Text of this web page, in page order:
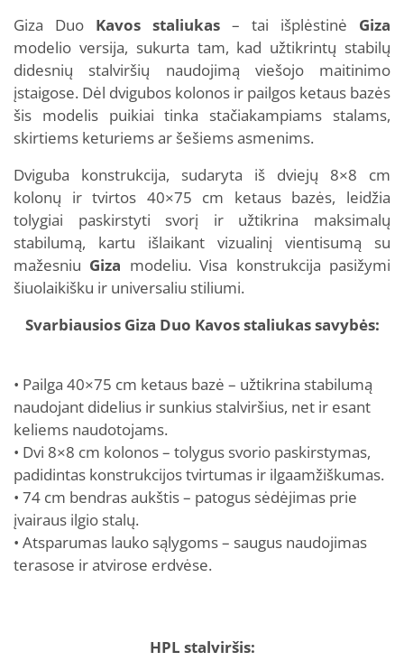
Giza Duo Kavos staliukas – tai išplėstinė Giza
modelio versija, sukurta tam, kad užtikrintų stabilų
didesnių stalviršių naudojimą viešojo maitinimo
įstaigose. Dėl dvigubos kolonos ir pailgos ketaus bazės
šis modelis puikiai tinka stačiakampiams stalams,
skirtiems keturiems ar šešiems asmenims.
Dviguba konstrukcija, sudaryta iš dviejų 8×8 cm
kolonų ir tvirtos 40×75 cm ketaus bazės, leidžia
tolygiai paskirstyti svorį ir užtikrina maksimalų
stabilumą, kartu išlaikant vizualinį vientisumą su
mažesniu Giza modeliu. Visa konstrukcija pasižymi
šiuolaikišku ir universaliu stiliumi.
Svarbiausios Giza Duo Kavos staliukas savybės:
• Pailga 40×75 cm ketaus bazė – užtikrina stabilumą
naudojant didelius ir sunkius stalviršius, net ir esant
keliems naudotojams.
• Dvi 8×8 cm kolonos – tolygus svorio paskirstymas,
padidintas konstrukcijos tvirtumas ir ilgaamžiškumas.
• 74 cm bendras aukštis – patogus sėdėjimas prie
įvairaus ilgio stalų.
• Atsparumas lauko sąlygoms – saugus naudojimas
terasose ir atvirose erdvėse.
HPL stalviršis: